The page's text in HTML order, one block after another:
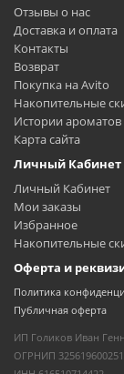
Отзывы о нас
Доставка и оплата
Контакты
Возврат
Покупка на Avito
Накопительные
Истории ароматов
Карта сайта
Личный Кабинет
Личный Кабинет
Мои заказы
Избранное
Накопительные
Оферта и
Политика
Публичная оферта
ИП Голиков Иван
ОГРНИП